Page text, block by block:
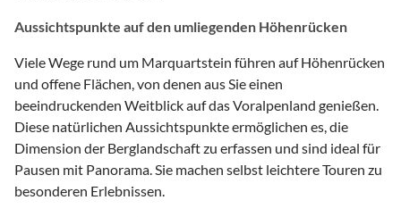
Aussichtspunkte auf den umliegenden Höhenrücken
Viele Wege rund um Marquartstein führen auf Höhenrücken
und offene Flächen, von denen aus Sie einen
beeindruckenden Weitblick auf das Voralpenland genießen.
Diese natürlichen Aussichtspunkte ermöglichen es, die
Dimension der Berglandschaft zu erfassen und sind ideal für
Pausen mit Panorama. Sie machen selbst leichtere Touren zu
besonderen Erlebnissen.